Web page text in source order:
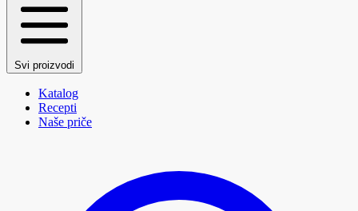
Svi proizvodi
Katalog
Recepti
Naše priče